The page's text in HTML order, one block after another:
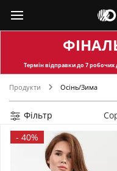
Термін відправкидо 7 робочих
Продукти Осінь/Зима
Фільтр
- 40%